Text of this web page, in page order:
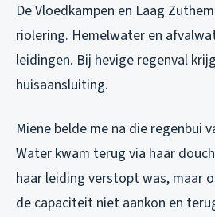
De Vloedkampen en Laag
riolering. Hemelwater en
leidingen. Bij hevige regenval
huisaansluiting.
Miene belde me na die regenbui
Water kwam terug via haar
haar leiding verstopt was, maar
de capaciteit niet aankon en